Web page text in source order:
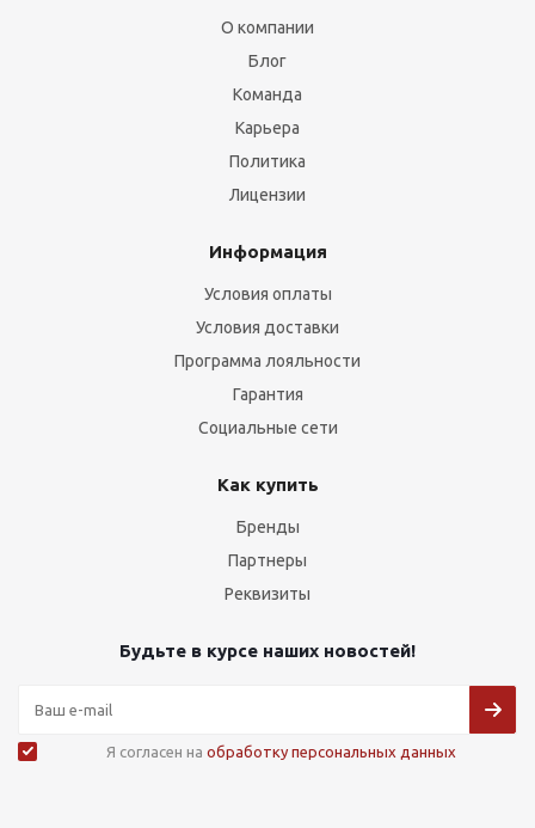
Калининград, ул. Чайковского, 2
Калининград, ул. Карамзина, 42
+7 (4012) 52-65-05
+7 (921) 612-65-05
О компании
Блог
Команда
Карьера
Политика
Лицензии
Информация
Условия оплаты
Условия доставки
Программа лояльности
Гарантия
Социальные сети
Как купить
Бренды
Партнеры
Реквизиты
Будьте в курсе наших новостей!
Я согласен на обработку персональных данных